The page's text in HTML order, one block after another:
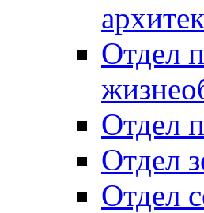
Отдел
Отдел
Отдел
Отдел